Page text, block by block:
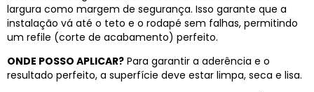
largura como margem de segurança. Isso garante que a
instalação vá até o teto e o rodapé sem falhas, permitindo
um refile (corte de acabamento) perfeito.
ONDE POSSO APLICAR? Para garantir a aderência e o
resultado perfeito, a superfície deve estar limpa, seca e lisa.